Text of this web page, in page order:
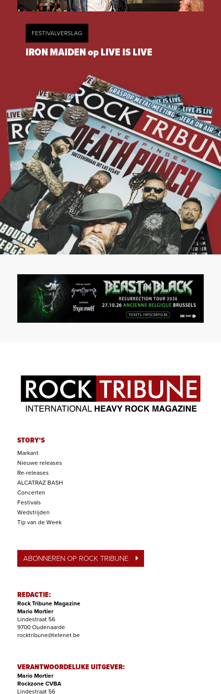
FESTIVALVERSLAG
IRON MAIDEN op LIVE IS LIVE
STORY'S
Markant
Nieuwe releases
Re-releases
ALCATRAZ BASH
Concerten
Festivals
Wedstrijden
Tip van de Week
ABONNEREN OP ROCK TRIBUNE
REDACTIE:
Rock Tribune Magazine
Mario Mortier
Lindestraat 56
9700 Oudenaarde
rocktribune@telenet.be
VERANTWOORDELIJKE UITGEVER:
Mario Mortier
Rockzone CVBA
Lindestraat 56